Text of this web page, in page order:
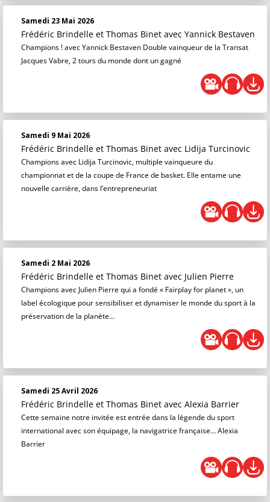
Samedi 23 Mai 2026
Frédéric Brindelle et Thomas Binet avec Yannick Bestaven
Champions ! avec Yannick Bestaven Double vainqueur de la Transat
Jacques Vabre, 2 tours du monde dont un gagné
Samedi 9 Mai 2026
Frédéric Brindelle et Thomas Binet avec Lidija Turcinovic
Champions avec Lidija Turcinovic, multiple vainqueure du
championnat et de la coupe de France de basket. Elle entame une
nouvelle carrière, dans l’entrepreneuriat
Samedi 2 Mai 2026
Frédéric Brindelle et Thomas Binet avec Julien Pierre
Champions avec Julien Pierre qui a fondé « Fairplay for planet », un
label écologique pour sensibiliser et dynamiser le monde du sport à la
préservation de la planète…
Samedi 25 Avril 2026
Frédéric Brindelle et Thomas Binet avec Alexia Barrier
Cette semaine notre invitée est entrée dans la légende du sport
international avec son équipage, la navigatrice française… Alexia
Barrier